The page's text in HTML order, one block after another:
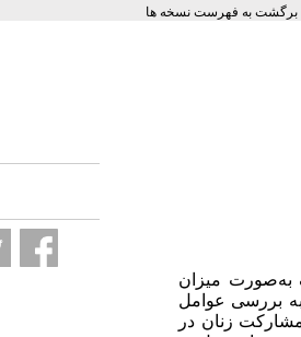
برگشت به فهرست نسخه ها
به‌صورت میزان
بررسی عوامل
زنان در